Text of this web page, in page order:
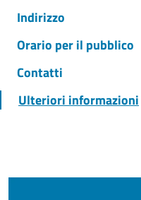
Indirizzo
Orario per il pubblico
Contatti
Ulteriori informazioni